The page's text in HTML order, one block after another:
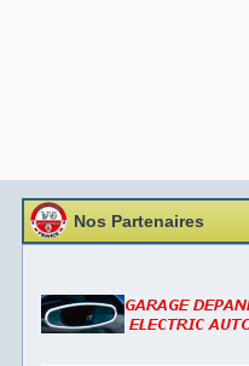
Nos Partenaires